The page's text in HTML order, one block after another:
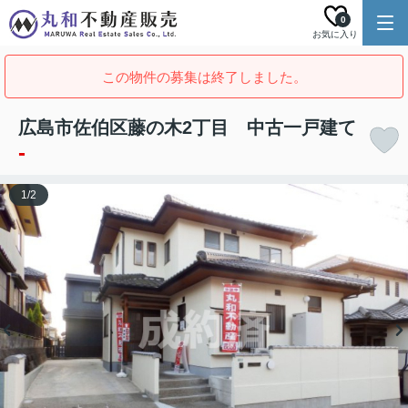
お気に入り
0
この物件の募集は終了しました。
広島市佐伯区藤の木2丁目 中古一戸建て
-
1/2